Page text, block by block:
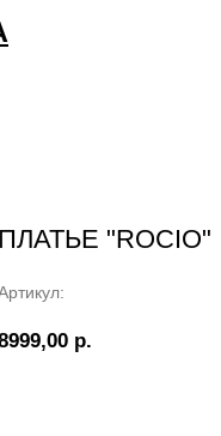
ПЛАТЬЕ "ROCIO"
р.